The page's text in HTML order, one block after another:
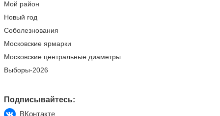
Мой район
Новый год
Соболезнования
Московские ярмарки
Московские центральные диаметры
Выборы-2026
Подписывайтесь:
ВКонтакте